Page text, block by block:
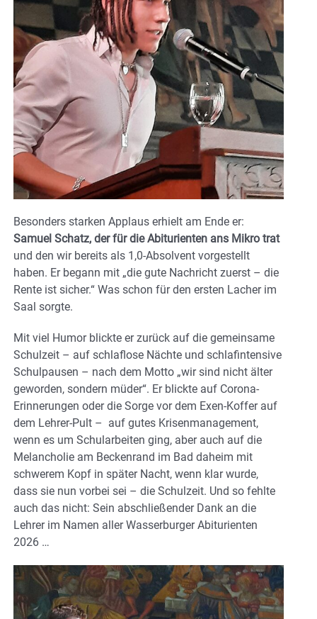
Besonders starken Applaus erhielt am Ende er:
Samuel Schatz, der für die Abiturienten ans Mikro trat
und den wir bereits als 1,0-Absolvent vorgestellt
haben. Er begann mit „die gute Nachricht zuerst – die
Rente ist sicher.“ Was schon für den ersten Lacher im
Saal sorgte.
Mit viel Humor blickte er zurück auf die gemeinsame
Schulzeit – auf schlaflose Nächte und schlafintensive
Schulpausen – nach dem Motto „wir sind nicht älter
geworden, sondern müder“. Er blickte auf Corona-
Erinnerungen oder die Sorge vor dem Exen-Koffer auf
dem Lehrer-Pult – auf gutes Krisenmanagement,
wenn es um Schularbeiten ging, aber auch auf die
Melancholie am Beckenrand im Bad daheim mit
schwerem Kopf in später Nacht, wenn klar wurde,
dass sie nun vorbei sei – die Schulzeit. Und so fehlte
auch das nicht: Sein abschließender Dank an die
Lehrer im Namen aller Wasserburger Abiturienten
2026 …